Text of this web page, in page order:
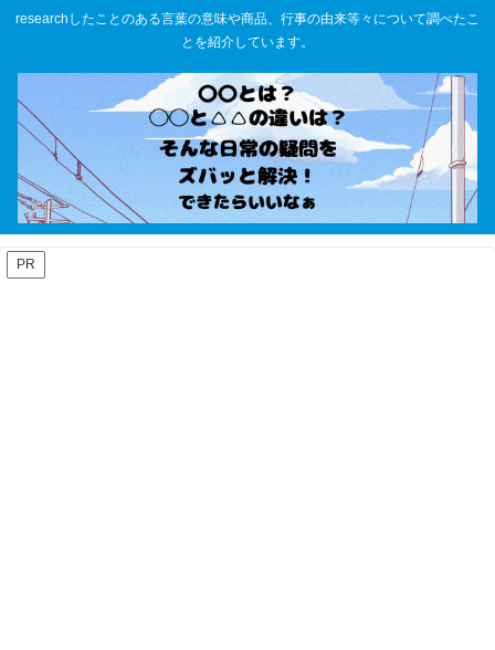
researchしたことのある言葉の意味や商品、行事の由来等々について調べたこ
とを紹介しています。
PR